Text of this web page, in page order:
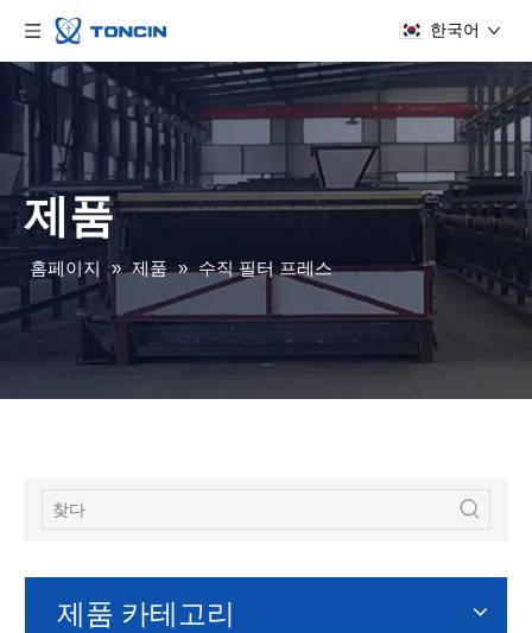
한국어
제품
홈페이지 » 제품 » 수직 필터 프레스
제품 카테고리